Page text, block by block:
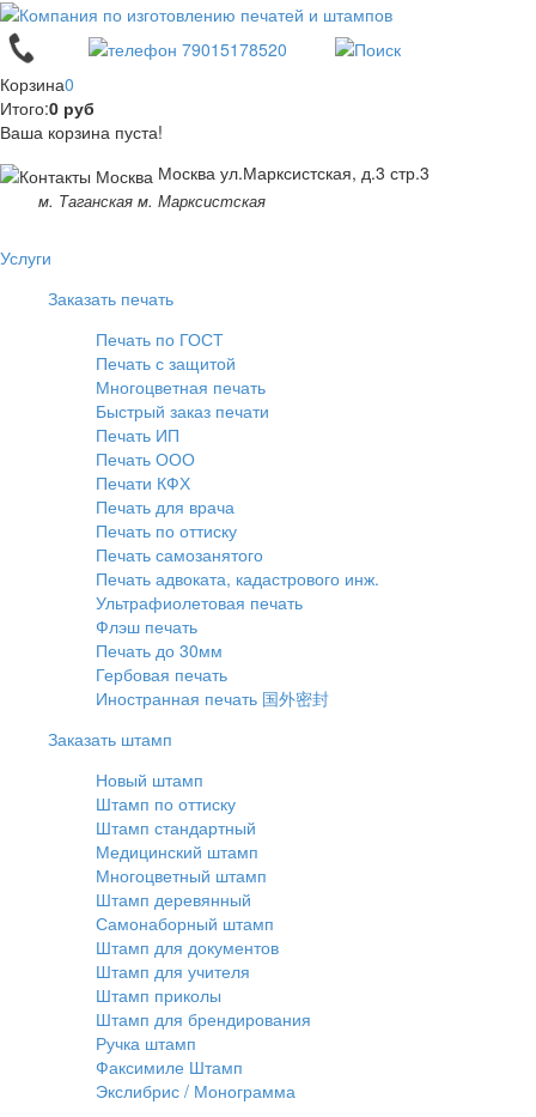
Корзина0
Итого:0 руб
Ваша корзина пуста!
Москва ул.Марксистская, д.3 стр.3
м. Таганская м. Марксистская
Услуги
Заказать печать
Печать по ГОСТ
Печать с защитой
Многоцветная печать
Быстрый заказ печати
Печать ИП
Печать ООО
Печати КФХ
Печать для врача
Печать по оттиску
Печать самозанятого
Печать адвоката, кадастрового инж.
Ультрафиолетовая печать
Флэш печать
Печать до 30мм
Гербовая печать
Иностранная печать 国外密封
Заказать штамп
Новый штамп
Штамп по оттиску
Штамп стандартный
Медицинский штамп
Многоцветный штамп
Штамп деревянный
Самонаборный штамп
Штамп для документов
Штамп для учителя
Штамп приколы
Штамп для брендирования
Ручка штамп
Факсимиле Штамп
Экслибрис / Монограмма